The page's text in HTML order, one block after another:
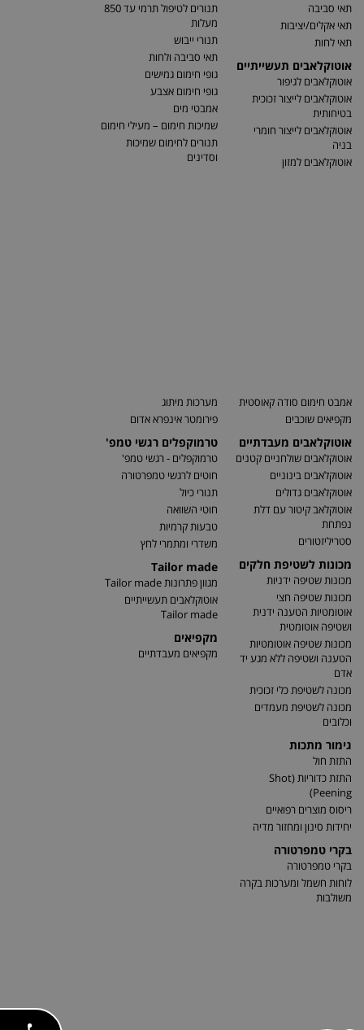
תאי סביבה
תאי אקלים/יציבות
תאי לחות
אוטוקלאבים תעשייתיים
אוטוקלאבים לגיפור
אוטוקלאבים לייצור זכוכית
בטיחותית
אוטוקלאבים לייצור חומרי
בניה
אוטוקלאבים למזון
תנורים לטיפול תרמי עד 850
מעלות
תנורי ייבוש
תאי סביבה ולחות
גופי חימום גמישים
גופי חימום אצבע
אמבטי מים
שמיכות חימום – מעילי חימום
תנורים לחימום שמיכות
וסדינים
אמבט חימום סודה קאוסטית
מקפיאים שוכבים
אוטוקלאבים מעבדתיים
אוטוקלאבים שולחניים קטנים
אוטוקלאבים בינוניים
אוטוקלאבים גדולים
אוטוקלאב קיטור עם דלת
נפתחת
סטריליזטורים
מכונות לשטיפת חלקים
מכונות שטיפה ידניות
מכונות שטיפה חצי
אוטומטיות הטענה ידנית
ושטיפה אוטומטית
מכונות שטיפה אוטומטיות
הטענה ושטיפה ללא מגע יד
אדם
מכונה לשטיפת כלי זכוכית
מכונה לשטיפת מעמדים
וכלובים
גימור מתכות
התזת חול
התזת כדוריות (Shot
Peening)
ריסוס מוצרים רפואיים
יחידות סינון ומחזור מדיה
בקרי טמפרטורה
בקרי טמפרטורה
לוחות חשמל ומערכות בקרה
משולבות
מערכות מיתוג
פירומטר אינפרא אדום
טרמוקפלים רגשי טמפ'
טרמוקפלים - רגשי טמפ'
חוטים לרגשי טמפרטורה
תנורי כיול
חוטי השוואה
טבעות קרמיות
משדרי ומתמרי לחץ
Tailor made
מגוון פתרונות Tailor made
אוטוקלאבים תעשייתיים
Tailor made
מקפיאים
מקפיאים מעבדתיים